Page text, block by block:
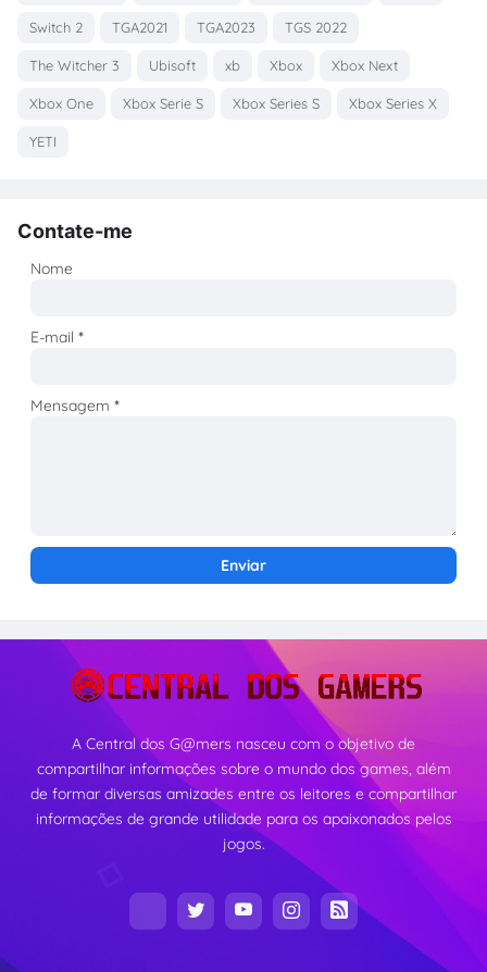
Switch 2 TGA2021 TGA2023 TGS 2022
The Witcher 3 Ubisoft xb Xbox Xbox Next
Xbox One Xbox Serie S Xbox Series S Xbox Series X
YETI
Contate-me
Nome
E-mail*
Mensagem*
A Central dos G@mers nasceu com o objetivo de
compartilhar informações sobre o mundo dos games, além
de formar diversas amizades entre os leitores e compartilhar
informações de grande utilidade para os apaixonados pelos
jogos.